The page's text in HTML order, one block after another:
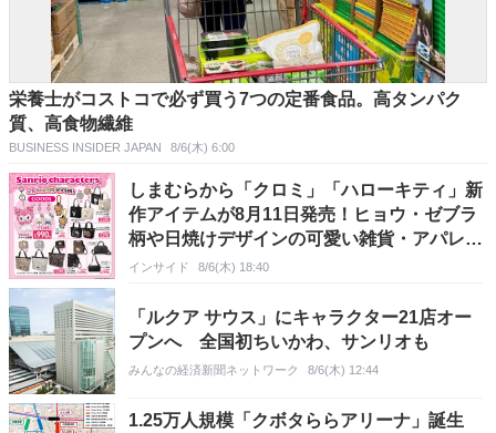
栄養士がコストコで必ず買う7つの定番食品。高タンパク
質、高食物繊維
BUSINESS INSIDER JAPAN 8/6(木) 6:00
しまむらから「クロミ」「ハローキティ」新
作アイテムが8月11日発売！ヒョウ・ゼブラ
柄や日焼けデザインの可愛い雑貨・アパレル
など多数
インサイド 8/6(木) 18:40
「ルクア サウス」にキャラクター21店オー
プンへ 全国初ちいかわ、サンリオも
みんなの経済新聞ネットワーク 8/6(木) 12:44
1.25万人規模「クボタららアリーナ」誕生